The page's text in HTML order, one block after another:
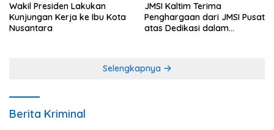
Wakil Presiden Lakukan
Kunjungan Kerja ke Ibu Kota
Nusantara
JMSI Kaltim Terima
Penghargaan dari JMSI Pusat
atas Dedikasi dalam
Selengkapnya
Berita Kriminal